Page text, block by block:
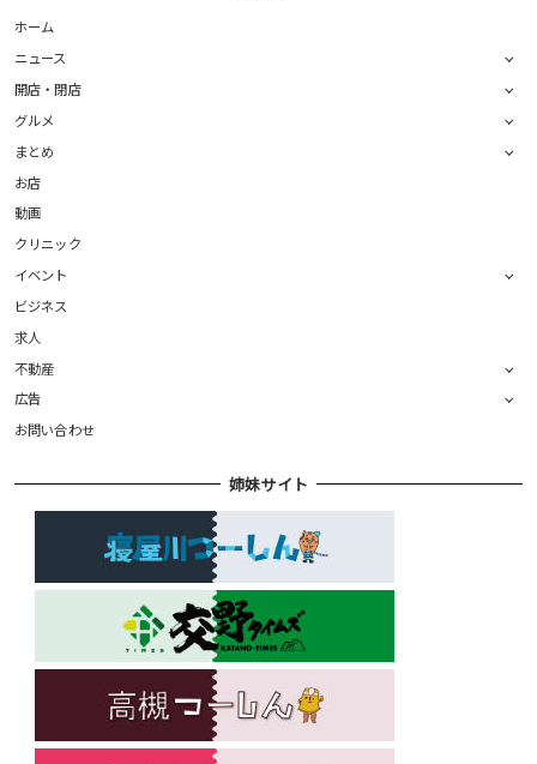
ホーム
ニュース
開店・閉店
グルメ
まとめ
お店
動画
クリニック
イベント
ビジネス
求人
不動産
広告
お問い合わせ
姉妹サイト